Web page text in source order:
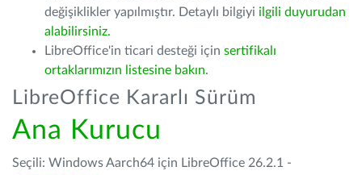
değişiklikler yapılmıştır. Detaylı bilgiyi ilgili duyurudan
alabilirsiniz.
LibreOffice'in ticari desteği için sertifikalı
ortaklarımızın listesine bakın.
LibreOffice Kararlı Sürüm
Ana Kurucu
Seçili: Windows Aarch64 için LibreOffice 26.2.1 -